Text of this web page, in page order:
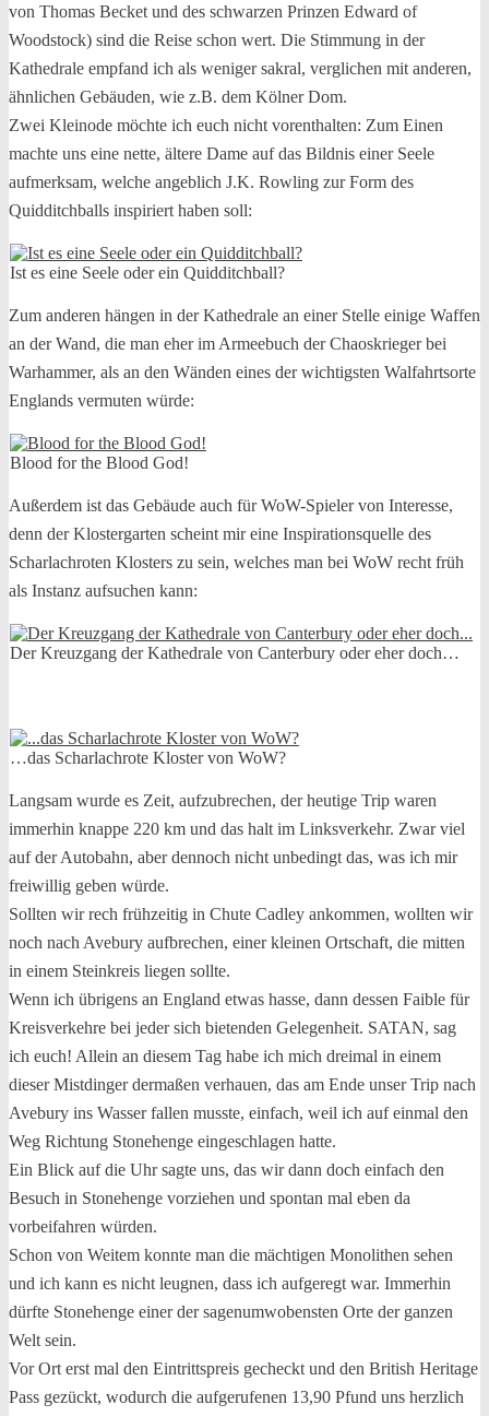
von Thomas Becket und des schwarzen Prinzen Edward of
Woodstock) sind die Reise schon wert. Die Stimmung in der
Kathedrale empfand ich als weniger sakral, verglichen mit anderen,
ähnlichen Gebäuden, wie z.B. dem Kölner Dom.
Zwei Kleinode möchte ich euch nicht vorenthalten: Zum Einen
machte uns eine nette, ältere Dame auf das Bildnis einer Seele
aufmerksam, welche angeblich J.K. Rowling zur Form des
Quidditchballs inspiriert haben soll:
Ist es eine Seele oder ein Quidditchball?
Zum anderen hängen in der Kathedrale an einer Stelle einige Waffen
an der Wand, die man eher im Armeebuch der Chaoskrieger bei
Warhammer, als an den Wänden eines der wichtigsten Walfahrtsorte
Englands vermuten würde:
Blood for the Blood God!
Außerdem ist das Gebäude auch für WoW-Spieler von Interesse,
denn der Klostergarten scheint mir eine Inspirationsquelle des
Scharlachroten Klosters zu sein, welches man bei WoW recht früh
als Instanz aufsuchen kann:
Der Kreuzgang der Kathedrale von Canterbury oder eher doch…
…das Scharlachrote Kloster von WoW?
Langsam wurde es Zeit, aufzubrechen, der heutige Trip waren
immerhin knappe 220 km und das halt im Linksverkehr. Zwar viel
auf der Autobahn, aber dennoch nicht unbedingt das, was ich mir
freiwillig geben würde.
Sollten wir rech frühzeitig in Chute Cadley ankommen, wollten wir
noch nach Avebury aufbrechen, einer kleinen Ortschaft, die mitten
in einem Steinkreis liegen sollte.
Wenn ich übrigens an England etwas hasse, dann dessen Faible für
Kreisverkehre bei jeder sich bietenden Gelegenheit. SATAN, sag
ich euch! Allein an diesem Tag habe ich mich dreimal in einem
dieser Mistdinger dermaßen verhauen, das am Ende unser Trip nach
Avebury ins Wasser fallen musste, einfach, weil ich auf einmal den
Weg Richtung Stonehenge eingeschlagen hatte.
Ein Blick auf die Uhr sagte uns, das wir dann doch einfach den
Besuch in Stonehenge vorziehen und spontan mal eben da
vorbeifahren würden.
Schon von Weitem konnte man die mächtigen Monolithen sehen
und ich kann es nicht leugnen, dass ich aufgeregt war. Immerhin
dürfte Stonehenge einer der sagenumwobensten Orte der ganzen
Welt sein.
Vor Ort erst mal den Eintrittspreis gecheckt und den British Heritage
Pass gezückt, wodurch die aufgerufenen 13,90 Pfund uns herzlich